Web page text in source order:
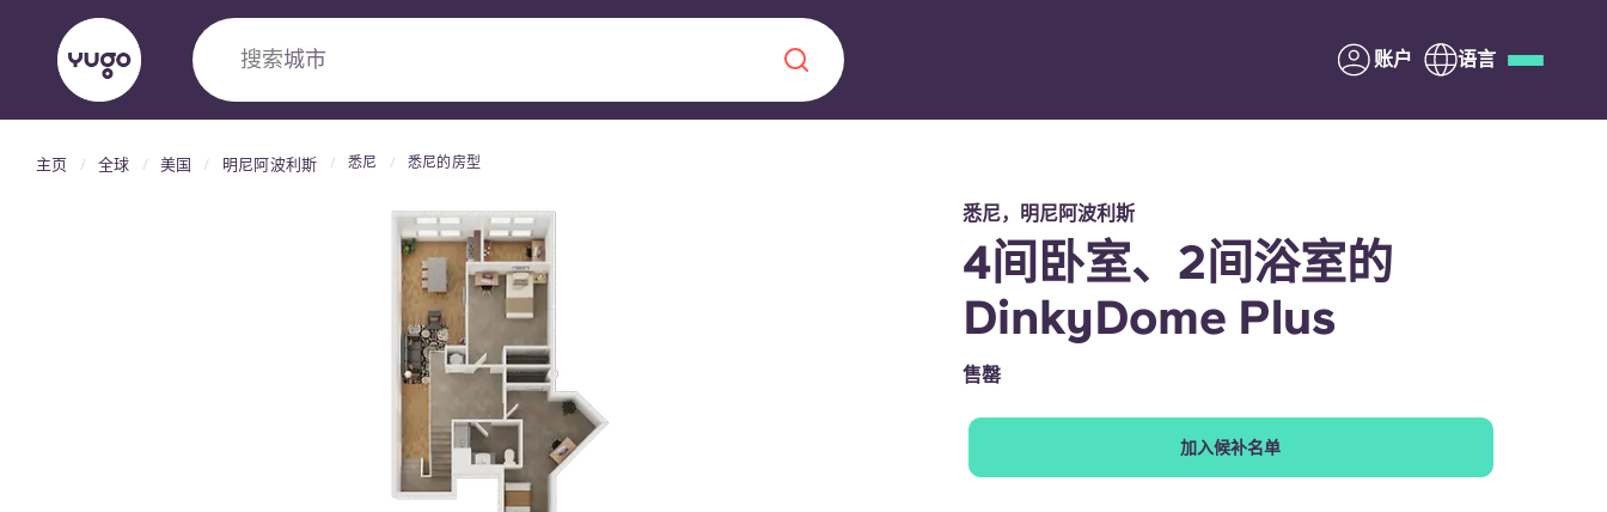
搜索城市 账户 语言
Yugo VCARB：引领公寓新时代
Yugo与VCARB的开创性合作，激发创新精神，点燃雄心壮志，缔造难
关于我们
常见问题解答 家长须知
联系我们
English (GB)
主页 全球 美国 明尼阿波利斯 悉尼 悉尼的房型
悉尼，明尼阿波利斯
4间卧室、2间浴室的
DinkyDome Plus
售罄
加入候补名单